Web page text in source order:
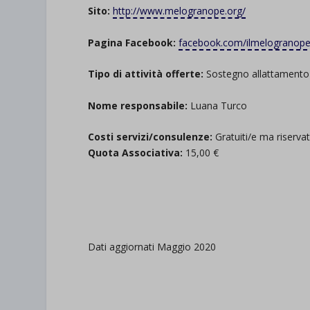
Sito: http://www.melogranope.org/
Pagina Facebook: facebook.com/
Tipo di attività offerte: Sostegno allattamento
Nome responsabile: Luana Turco
Costi servizi/consulenze: Gratuiti/e ma
Quota Associativa: 15,00 €
Dati aggiornati Maggio 2020